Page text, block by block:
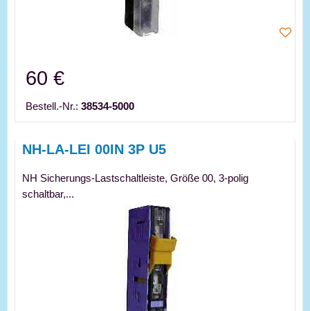
60 €
Bestell.-Nr.: 38534-5000
NH-LA-LEI 00IN 3P U5
NH Sicherungs-Lastschaltleiste, Größe 00, 3-polig
schaltbar,...